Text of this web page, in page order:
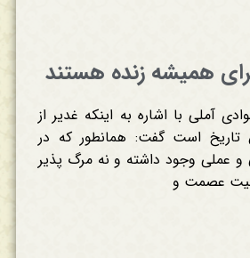
همیشه زنده هستند
آملی با اشاره به اینکه غدیر از
است گفت: همانطور که در
عملی وجود داشته و نه مرگ پذیر
عصمت و